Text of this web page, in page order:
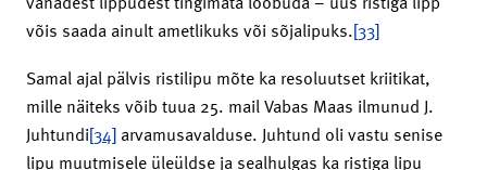
võis saada ainult ametlikuks või sõjalipuks.[33]
Samal ajal pälvis ristilipu mõte ka resoluutset kriitikat,
mille näiteks võib tuua 25. mail Vabas Maas ilmunud J.
Juhtundi[34] arvamusavalduse. Juhtund oli vastu senise
lipu muutmisele üleüldse ja sealhulgas ka ristiga lipu